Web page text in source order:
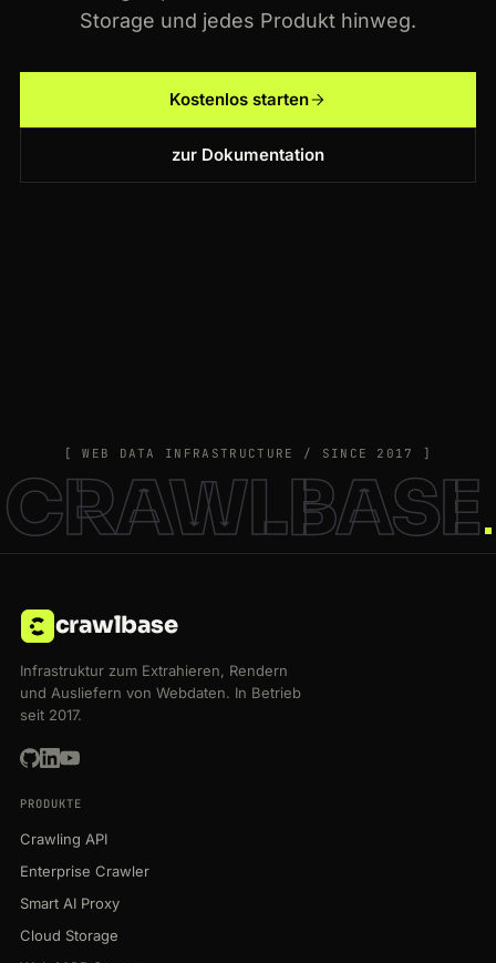
Storage und jedes Produkt hinweg.
Kostenlos starten
zur Dokumentation
[ WEB DATA INFRASTRUCTURE / SINCE 2017 ]
CRAWLBASE
crawlbase
Infrastruktur zum Extrahieren, Rendern
und Ausliefern von Webdaten. In Betrieb
seit 2017.
PRODUKTE
Crawling API
Enterprise Crawler
Smart AI Proxy
Cloud Storage